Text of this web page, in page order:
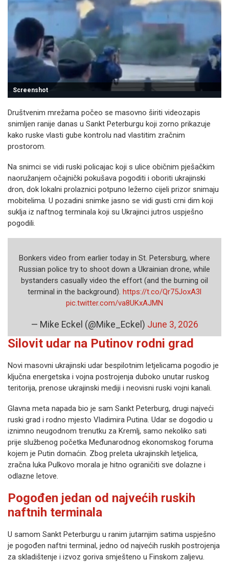
Screenshot
Društvenim mrežama počeo se masovno širiti videozapis
snimljen ranije danas u Sankt Peterburgu koji zorno prikazuje
kako ruske vlasti gube kontrolu nad vlastitim zračnim
prostorom.
Na snimci se vidi ruski policajac koji s ulice običnim pješačkim
naoružanjem očajnički pokušava pogoditi i oboriti ukrajinski
dron, dok lokalni prolaznici potpuno ležerno cijeli prizor snimaju
mobitelima. U pozadini snimke jasno se vidi gusti crni dim koji
suklja iz naftnog terminala koji su Ukrajinci jutros uspješno
pogodili.
Bonkers video from earlier today in St. Petersburg, where
Russian police try to shoot down a Ukrainian drone, while
bystanders casually video the effort (and the burning oil
terminal in the background). https://t.co/Qr75JoxA3l
pic.twitter.com/va8UKxAJMN
— Mike Eckel (@Mike_Eckel) June 3, 2026
Silovit udar na Putinov rodni grad
Novi masovni ukrajinski udar bespilotnim letjelicama pogodio je
ključna energetska i vojna postrojenja duboko unutar ruskog
teritorija, prenose ukrajinski mediji i neovisni ruski vojni kanali.
Glavna meta napada bio je sam Sankt Peterburg, drugi najveći
ruski grad i rodno mjesto Vladimira Putina. Udar se dogodio u
iznimno neugodnom trenutku za Kremlj, samo nekoliko sati
prije službenog početka Međunarodnog ekonomskog foruma
kojem je Putin domaćin. Zbog preleta ukrajinskih letjelica,
zračna luka Pulkovo morala je hitno ograničiti sve dolazne i
odlazne letove.
Pogođen jedan od najvećih ruskih
naftnih terminala
U samom Sankt Peterburgu u ranim jutarnjim satima uspješno
je pogođen naftni terminal, jedno od najvećih ruskih postrojenja
za skladištenje i izvoz goriva smješteno u Finskom zaljevu.